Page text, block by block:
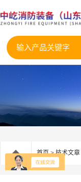
首页>技术文章